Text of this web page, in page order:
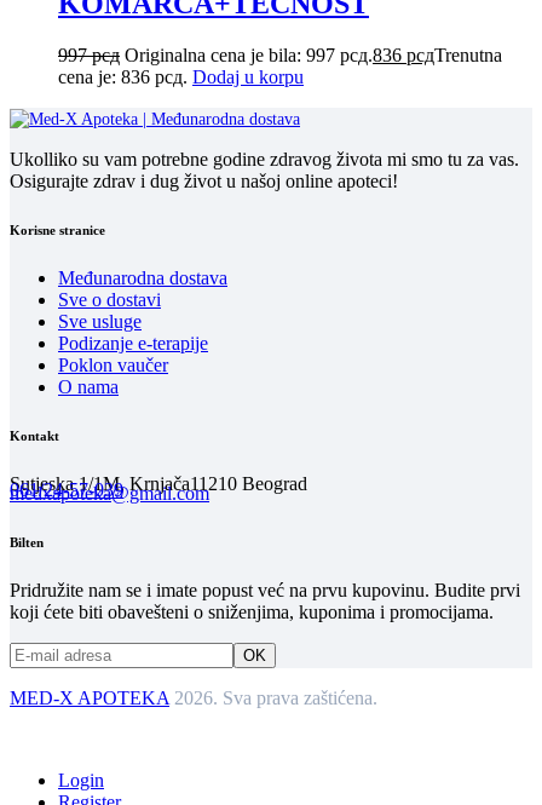
997рсд Originalna cena je bila: 997 рсд.836 рсдTrenutna
cena je: 836 рсд. Dodaj u korpu
Ukolliko su vam potrebne godine zdravog života mi smo tu za vas.
Osigurajte zdrav i dug život u našoj online apoteci!
Korisne stranice
Međunarodna dostava
Sve o dostavi
Sve usluge
Podizanje e-terapije
Poklon vaučer
O nama
Kontakt
Sutjeska 1/1M, Krnjača11210 Beograd
061/24-57-039
medxapoteka@gmail.com
Bilten
Pridružite nam se i imate popust već na prvu kupovinu. Budite prvi
koji ćete biti obavešteni o sniženjima, kuponima i promocijama.
MED-X APOTEKA 2026. Sva prava zaštićena.
Login